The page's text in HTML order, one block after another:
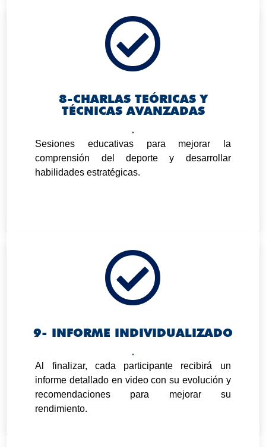

8-CHARLAS TEÓRICAS Y
TÉCNICAS AVANZADAS
.
Sesiones educativas para mejorar la
comprensión del deporte y desarrollar
habilidades estratégicas.

9- INFORME INDIVIDUALIZADO
.
Al finalizar, cada participante recibirá un
informe detallado en video con su evolución y
recomendaciones para mejorar su
rendimiento.